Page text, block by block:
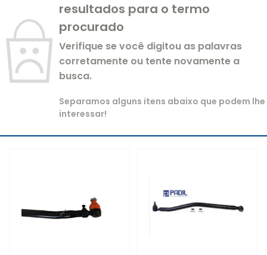
resultados para o termo
procurado
Verifique se você digitou as palavras
corretamente ou tente novamente a
busca.
Separamos alguns itens abaixo que podem lhe
interessar!